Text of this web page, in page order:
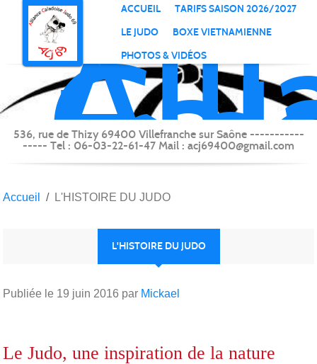
ACCUEIL
TARIFS SAISON 2026/2027
LE JUDO
BOXE VIETNAMIENNE
PHOTOS & VIDÉOS
69
sur
536, rue de Thizy 69400 Villefranche sur Saône -----------
----- Tel : 06-03-22-61-47 Mail : acj69400@gmail.com
Accueil L'HISTOIRE DU JUDO
L'HISTOIRE DU JUDO
Publiée le 19 juin 2016 par Mickael
Le Judo, une inspiration de la nature
Panneau de gestion des cookies